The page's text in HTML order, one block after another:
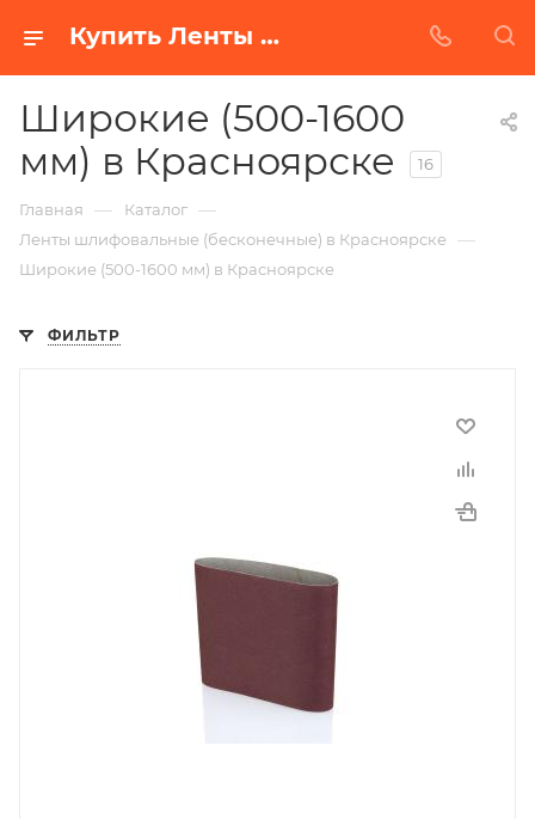
Купить Ленты шлифовальные (бесконечные) широкие (500-1600 мм) в Белгороде | Низкая цена от производителя
Широкие (500-1600
мм) в Красноярске
16
Главная — Каталог —
Ленты шлифовальные (бесконечные) в Красноярске —
Широкие (500-1600 мм) в Красноярске
ФИЛЬТР